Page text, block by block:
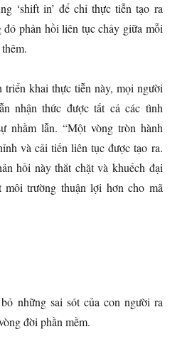
‘shift in’ để chỉ thực tiễn tạo ra
phản hồi liên tục chảy giữa mỗi
triển khai thực tiễn này, mọi người
nhận thức được tất cả các tình
nhầm lẫn. “Một vòng tròn hành
và cải tiến liên tục được tạo ra.
hồi này thắt chặt và khuếch đại
môi trường thuận lợi hơn cho mã
những sai sót của con người ra
đời phần mềm.